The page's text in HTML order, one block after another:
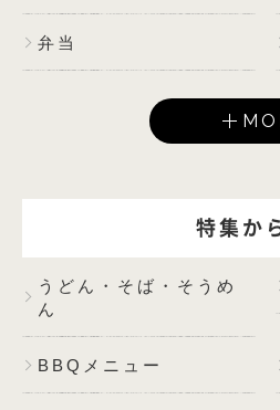
弁当
特集か
うどん・そば・そうめ
ん
BBQメニュー